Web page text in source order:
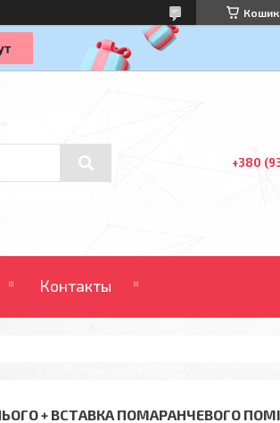
Кошик
+380
Контакты
+ ВСТАВКА ПОМАРАНЧЕВОГО